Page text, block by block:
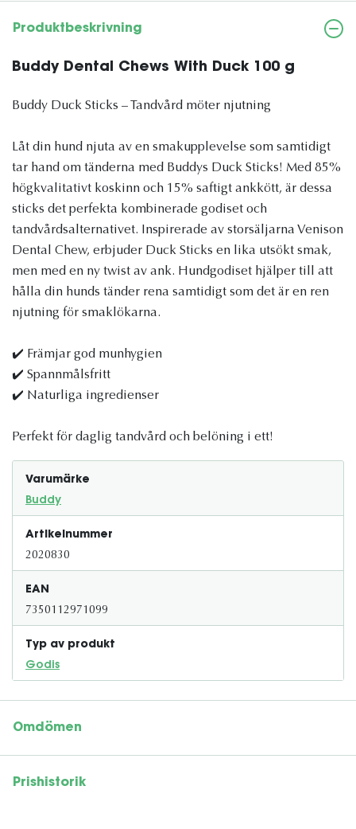
Produktbeskrivning
Buddy Dental Chews With Duck 100 g
Buddy Duck Sticks – Tandvård möter njutning
Låt din hund njuta av en smakupplevelse som samtidigt
tar hand om tänderna med Buddys Duck Sticks! Med 85%
högkvalitativt koskinn och 15% saftigt ankkött, är dessa
sticks det perfekta kombinerade godiset och
tandvårdsalternativet. Inspirerade av storsäljarna Venison
Dental Chew, erbjuder Duck Sticks en lika utsökt smak,
men med en ny twist av ank. Hundgodiset hjälper till att
hålla din hunds tänder rena samtidigt som det är en ren
njutning för smaklökarna.
✔️ Främjar god munhygien
✔️ Spannmålsfritt
✔️ Naturliga ingredienser
Perfekt för daglig tandvård och belöning i ett!
Varumärke
Buddy
Artikelnummer
2020830
EAN
7350112971099
Typ av produkt
Godis
Omdömen
Prishistorik